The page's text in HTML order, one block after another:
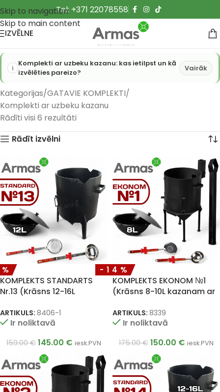
Skip to navigation
Skip to main content
Tel: +371 22078558
IZVĒLNE
Komplekti ar uzbeku kazanu: kas ietilpst un kā
izvēlēties pareizo?
Vairāk
Kategorijas GATAVIE KOMPLEKTI
Komplekti ar uzbeku kazanu
Rādīti visi 6 rezultāti
Rādīt izvēlni
KOMPLEKTS STANDARTS
Nr.13 (Krāsns 12-16L
12L + plova karote 46cm +
zupas kauss 46cm)
ARTIKULS: 8406-1
Ir noliktavā
159.00€ 145.00 € iesk.PVN
-14%
KOMPLEKTS EKONOM №1
(Krāsns 8-10L kazanam ar
8L + plova karote 40cm +
zupas kauss 40cm)
ARTIKULS: 8339
Ir noliktavā
175.00€ 150.00 € iesk.PVN